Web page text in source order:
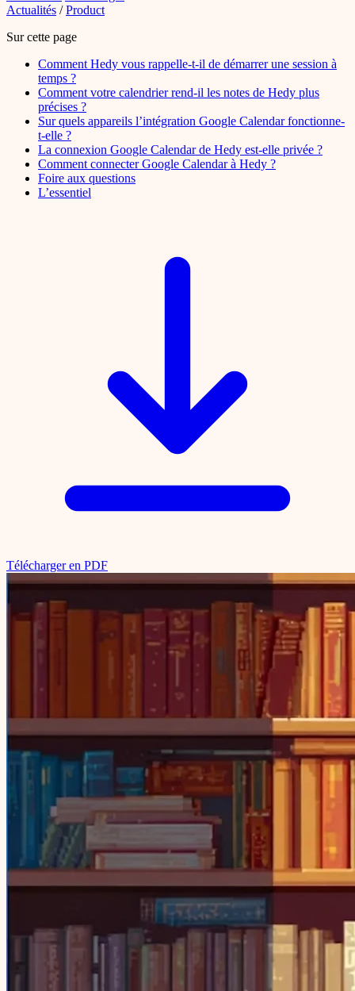
Actualités / Product
Sur cette page
Comment Hedy vous rappelle-t-il de démarrer une session à
temps ?
Comment votre calendrier rend-il les notes de Hedy plus
précises ?
Sur quels appareils l’intégration Google Calendar fonctionne-
t-elle ?
La connexion Google Calendar de Hedy est-elle privée ?
Comment connecter Google Calendar à Hedy ?
Foire aux questions
L’essentiel
Télécharger en PDF